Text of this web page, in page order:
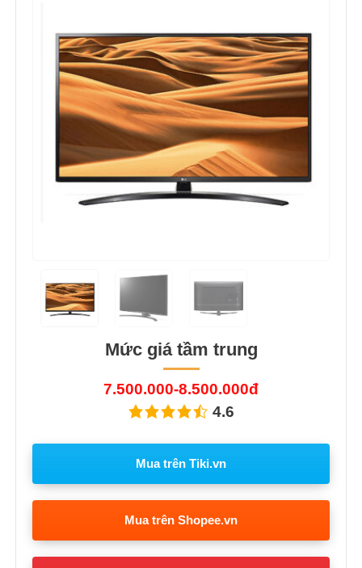
Mức giá tầm trung
7.500.000-8.500.000đ
4.6
Mua trên Tiki.vn
Mua trên Shopee.vn